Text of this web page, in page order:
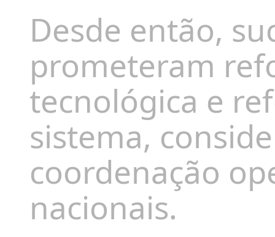
Desde então,
prometeram
tecnológica e
sistema,
coordenação
nacionais.